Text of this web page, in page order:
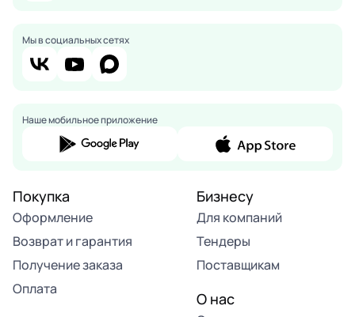
Мы в социальных сетях
Наше мобильное приложение
Покупка
Оформление
Возврат и гарантия
Получение заказа
Оплата
Бизнесу
Для компаний
Тендеры
Поставщикам
О нас